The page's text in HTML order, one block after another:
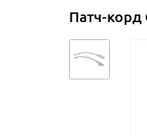
Патч-корд